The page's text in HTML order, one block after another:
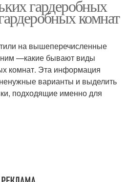
гардеробных
комнат
на вышеперечисленные
—какие бывают виды
комнат. Эта информация
варианты и выделить
подходящие именно для